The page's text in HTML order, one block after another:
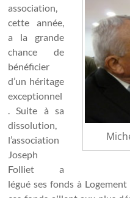
association,
cette année,
a la grande
chance de
bénéficier
d’un héritage
exceptionnel
. Suite à sa
dissolution,
l’association
Joseph
Folliet a
légué ses fonds à